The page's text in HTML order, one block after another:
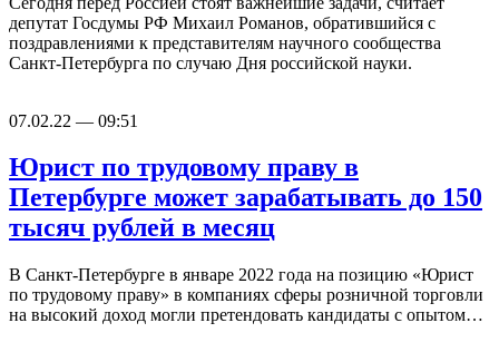
депутат Госдумы РФ Михаил Романов, обратившийся с
поздравлениями к представителям научного сообщества
Санкт-Петербурга по случаю Дня российской науки.
07.02.22 — 09:51
Юрист по трудовому праву в
Петербурге может зарабатывать до 150
тысяч рублей в месяц
В Санкт-Петербурге в январе 2022 года на позицию «Юрист
по трудовому праву» в компаниях сферы розничной торговли
на высокий доход могли претендовать кандидаты с опытом…